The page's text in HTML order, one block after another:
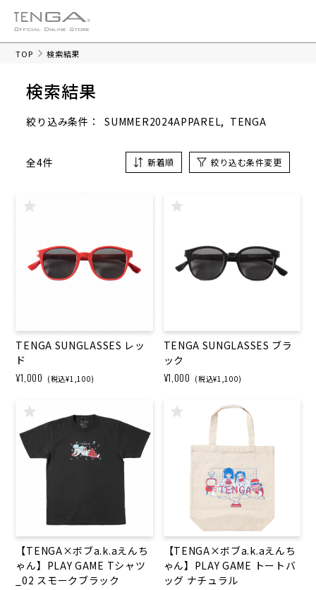
TOP 検索結果
検索結果
絞り込み条件： SUMMER2024APPAREL TENGA
全4件 新着順 絞り込む条件変更
TENGA SUNGLASSES レッ
ド
¥1,000 (税込¥1,100)
TENGA SUNGLASSES ブラ
ック
¥1,000 (税込¥1,100)
【TENGA×ボブa.k.aえんち
ゃん】PLAY GAME Tシャツ
_02 スモークブラック
【TENGA×ボブa.k.aえんち
ゃん】PLAY GAME トートバ
ッグ ナチュラル